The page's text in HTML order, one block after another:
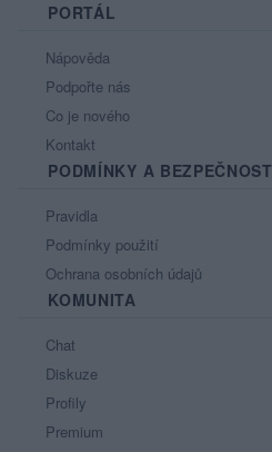
PORTÁL
Nápověda
Podpořte nás
Co je nového
Kontakt
PODMÍNKY A BEZPEČNOST
Pravidla
Podmínky použití
Ochrana osobních údajů
KOMUNITA
Chat
Diskuze
Profily
Premium